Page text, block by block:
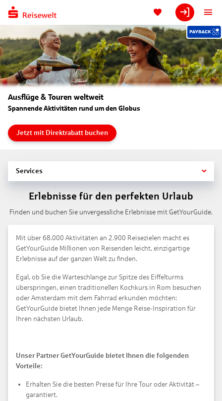
Ausflüge & Touren weltweit
Spannende Aktivitäten rund um den Globus
Jetzt mit Direktrabatt buchen
Services
Erlebnisse für den perfekten Urlaub
Finden und buchen Sie unvergessliche Erlebnisse mit GetYourGuide.
Mit über 68.000 Aktivitäten an 2.900 Reisezielen macht es
GetYourGuide Millionen von Reisenden leicht, einzigartige
Erlebnisse auf der ganzen Welt zu finden.
Egal, ob Sie die Warteschlange zur Spitze des Eiffelturms
überspringen, einen traditionellen Kochkurs in Rom besuchen
oder Amsterdam mit dem Fahrrad erkunden möchten:
GetYourGuide bietet Ihnen jede Menge Reise-Inspiration für
Ihren nächsten Urlaub.
Unser Partner GetYourGuide bietet Ihnen die folgenden
Vorteile:
Erhalten Sie die besten Preise für Ihre Tour oder Aktivität –
garantiert.